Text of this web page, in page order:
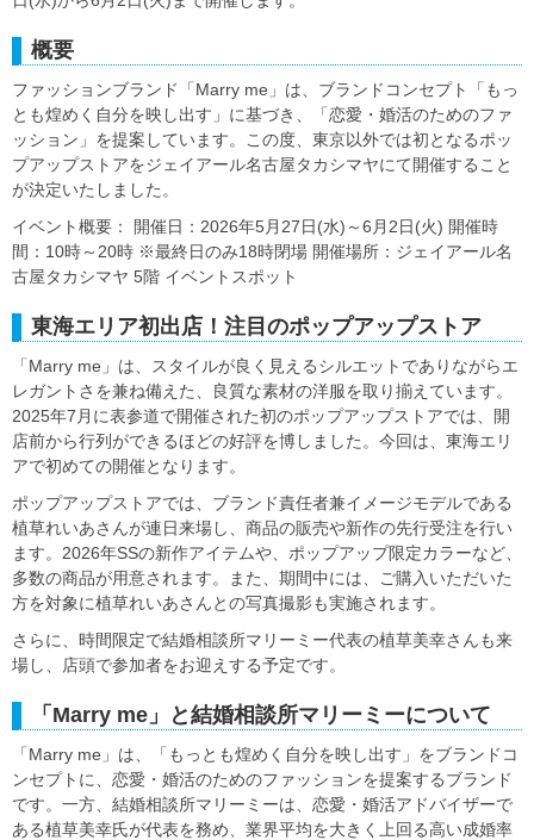
概要
ファッションブランド「Marry me」は、ブランドコンセプト「もっ
とも煌めく自分を映し出す」に基づき、「恋愛・婚活のためのファ
ッション」を提案しています。この度、東京以外では初となるポッ
プアップストアをジェイアール名古屋タカシマヤにて開催すること
が決定いたしました。
イベント概要： 開催日：2026年5月27日(水)～6月2日(火) 開催時
間：10時～20時 ※最終日のみ18時閉場 開催場所：ジェイアール名
古屋タカシマヤ 5階 イベントスポット
東海エリア初出店！注目のポップアップストア
「Marry me」は、スタイルが良く見えるシルエットでありながらエ
レガントさを兼ね備えた、良質な素材の洋服を取り揃えています。
2025年7月に表参道で開催された初のポップアップストアでは、開
店前から行列ができるほどの好評を博しました。今回は、東海エリ
アで初めての開催となります。
ポップアップストアでは、ブランド責任者兼イメージモデルである
植草れいあさんが連日来場し、商品の販売や新作の先行受注を行い
ます。2026年SSの新作アイテムや、ポップアップ限定カラーなど、
多数の商品が用意されます。また、期間中には、ご購入いただいた
方を対象に植草れいあさんとの写真撮影も実施されます。
さらに、時間限定で結婚相談所マリーミー代表の植草美幸さんも来
場し、店頭で参加者をお迎えする予定です。
「Marry me」と結婚相談所マリーミーについて
「Marry me」は、「もっとも煌めく自分を映し出す」をブランドコ
ンセプトに、恋愛・婚活のためのファッションを提案するブランド
です。一方、結婚相談所マリーミーは、恋愛・婚活アドバイザーで
ある植草美幸氏が代表を務め、業界平均を大きく上回る高い成婚率